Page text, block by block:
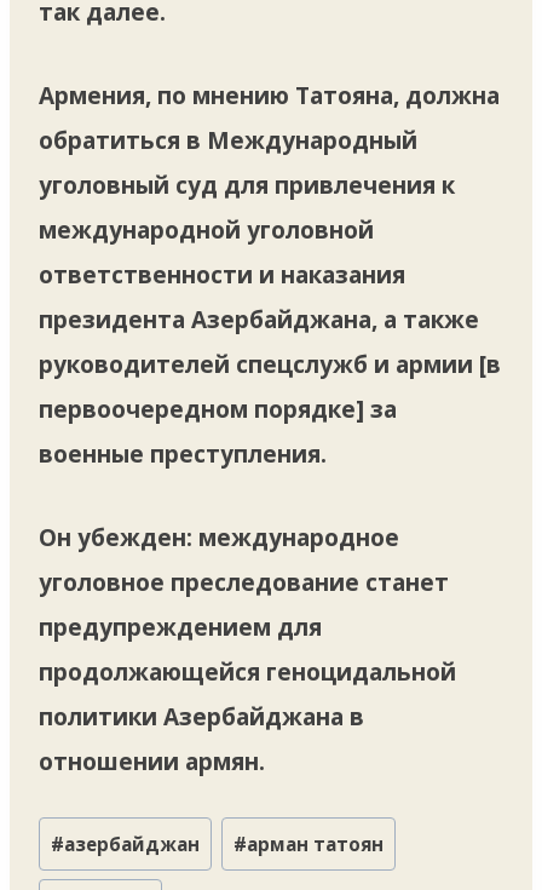
так далее.
Армения, по мнению Татояна, должна
обратиться в Международный
уголовный суд для привлечения к
международной уголовной
ответственности и наказания
президента Азербайджана, а также
руководителей спецслужб и армии [в
первоочередном порядке] за
военные преступления.
Он убежден: международное
уголовное преследование станет
предупреждением для
продолжающейся геноцидальной
политики Азербайджана в
отношении армян.
Метки
записи:
#азербайджан #арман татоян